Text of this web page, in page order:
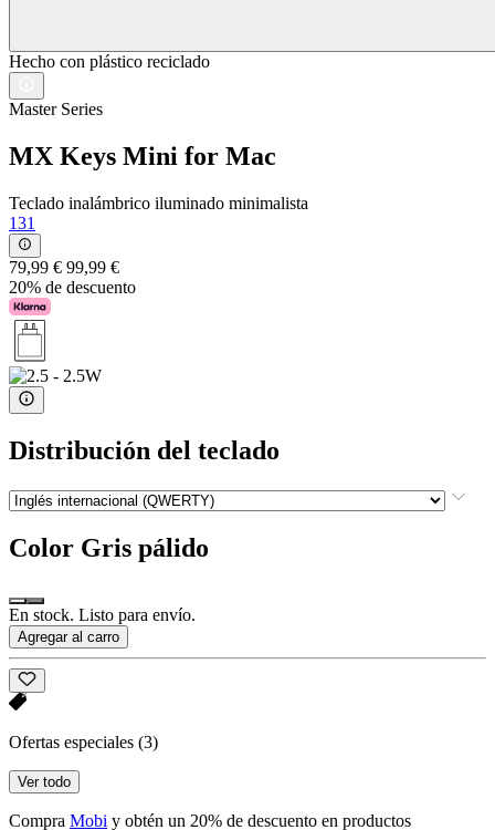
Hecho con plástico reciclado
Master Series
MX Keys Mini for Mac
Teclado inalámbrico iluminado minimalista
131
79,99 € 99,99 €
20% de descuento
Distribución del teclado
Color Gris pálido
En stock. Listo para envío.
Agregar al carro
Ofertas especiales (3)
Ver todo
Compra Mobi y obtén un 20% de descuento en productos